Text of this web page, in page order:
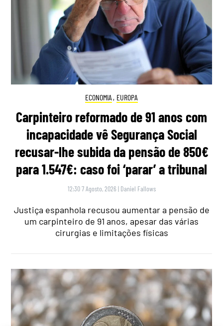
ECONOMIA , EUROPA
Carpinteiro reformado de 91 anos com
incapacidade vê Segurança Social
recusar-lhe subida da pensão de 850€
para 1.547€: caso foi ‘parar’ a tribunal
12:30 7 Agosto, 2026 | Daniel Fallows
Justiça espanhola recusou aumentar a pensão de
um carpinteiro de 91 anos, apesar das várias
cirurgias e limitações físicas